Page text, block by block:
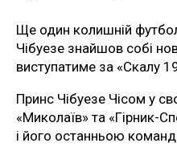
Ще один колишній
Чібуезе знайшов собі
виступатиме за «Скалу
Принс Чібуезе Чісом у
«Миколаїв» та «Гірник-
і його останньою